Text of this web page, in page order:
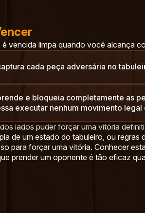
é vencida limpa quando você alcança
cada peça adversária no
e bloqueia completamente as
executar nenhum movimento legal
lados puder forçar uma vitória
de um estado do tabuleiro, ou
para forçar uma vitória. Conhecer
prender um oponente é tão eficaz